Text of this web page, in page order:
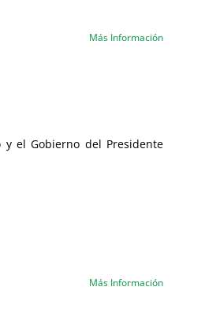
Más Información
el Gobierno del Presidente
Más Información